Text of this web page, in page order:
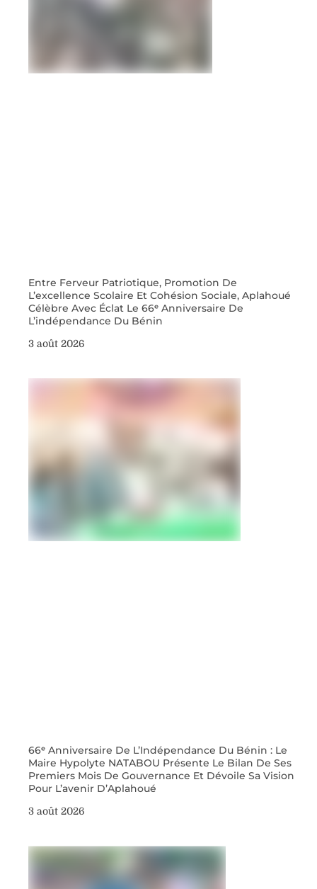
Entre Ferveur Patriotique, Promotion De
L’excellence Scolaire Et Cohésion Sociale, Aplahoué
Célèbre Avec Éclat Le 66ᵉ Anniversaire De
L’indépendance Du Bénin
3 août 2026
66ᵉ Anniversaire De L’Indépendance Du Bénin : Le
Maire Hypolyte NATABOU Présente Le Bilan De Ses
Premiers Mois De Gouvernance Et Dévoile Sa Vision
Pour L’avenir D’Aplahoué
3 août 2026